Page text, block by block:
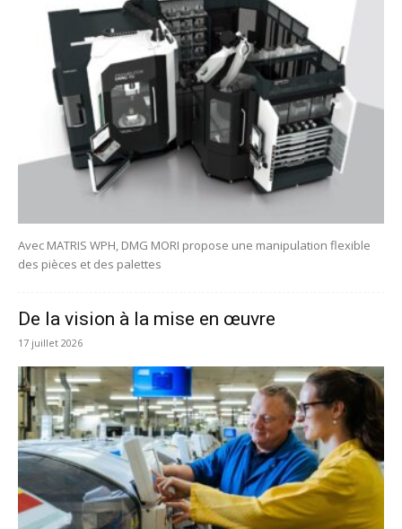
Avec MATRIS WPH, DMG MORI propose une manipulation flexible
des pièces et des palettes
De la vision à la mise en œuvre
17 juillet 2026